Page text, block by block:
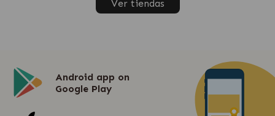
Ver tiendas
Android app on
Google Play